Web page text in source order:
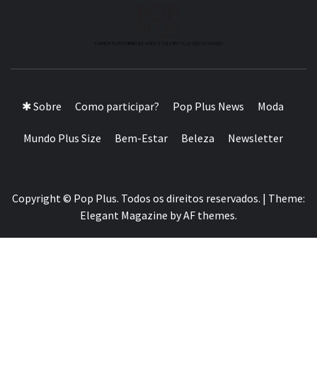
✱ Sobre Como participar? Pop Plus News Moda
Mundo Plus Size Bem-Estar Beleza Newsletter
Copyright © Pop Plus. Todos os direitos reservados. | Theme:
Elegant Magazine byAF themes.